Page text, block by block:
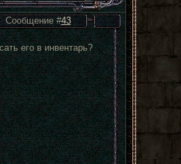
Сообщение #43
его в инвентарь?